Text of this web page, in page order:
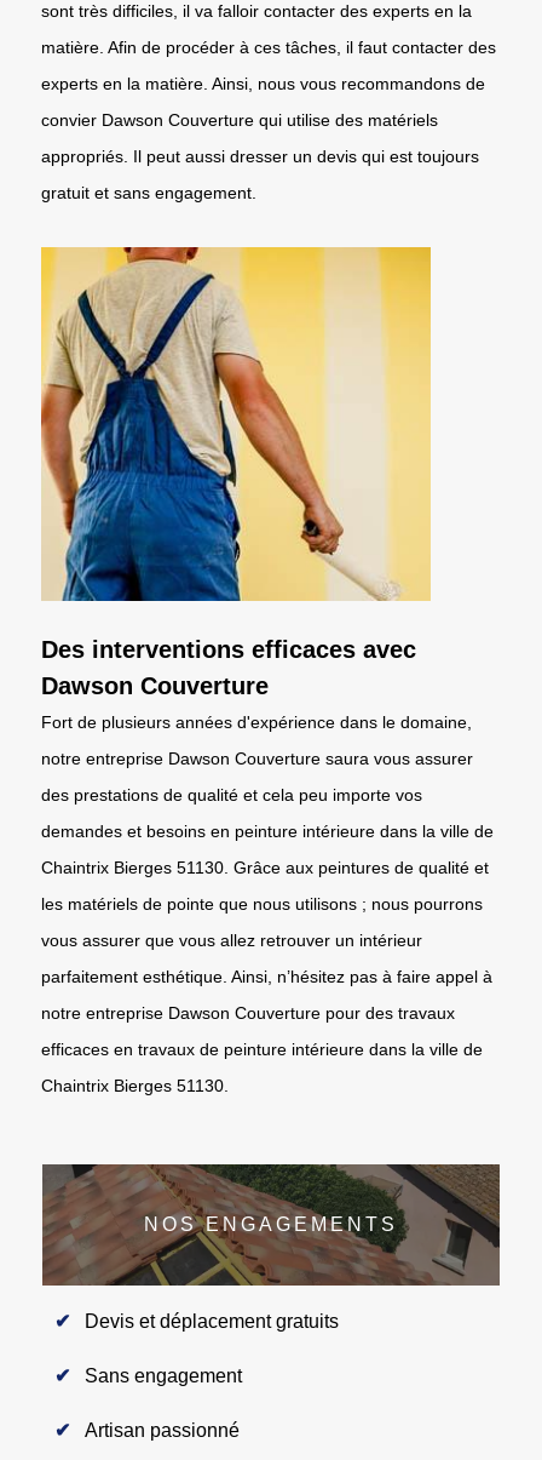
sont très difficiles, il va falloir contacter des experts en la
matière. Afin de procéder à ces tâches, il faut contacter des
experts en la matière. Ainsi, nous vous recommandons de
convier Dawson Couverture qui utilise des matériels
appropriés. Il peut aussi dresser un devis qui est toujours
gratuit et sans engagement.
Des interventions efficaces avec
Dawson Couverture
Fort de plusieurs années d'expérience dans le domaine,
notre entreprise Dawson Couverture saura vous assurer
des prestations de qualité et cela peu importe vos
demandes et besoins en peinture intérieure dans la ville de
Chaintrix Bierges 51130. Grâce aux peintures de qualité et
les matériels de pointe que nous utilisons ; nous pourrons
vous assurer que vous allez retrouver un intérieur
parfaitement esthétique. Ainsi, n’hésitez pas à faire appel à
notre entreprise Dawson Couverture pour des travaux
efficaces en travaux de peinture intérieure dans la ville de
Chaintrix Bierges 51130.
NOS ENGAGEMENTS
Devis et déplacement gratuits
Sans engagement
Artisan passionné